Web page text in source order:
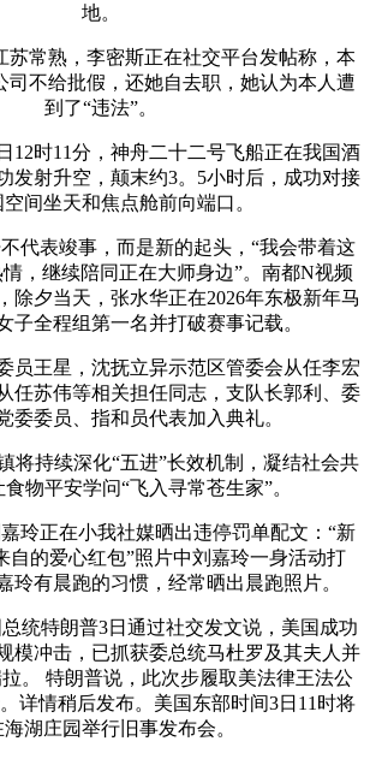
地。
常熟，李密斯正在社交平台发帖称，本
司不给批假，还她自去职，她认为本人遭
到了“违法”。
时11分，神舟二十二号飞船正在我国酒
发射升空，颠末约3。5小时后，成功对接
间坐天和焦点舱前向端口。
表竣事，而是新的起头，“我会带着这
，继续陪同正在大师身边”。南都N视频
除夕当天，张水华正在2026年东极新年马
子全程组第一名并打破赛事记载。
王星，沈抚立异示范区管委会从任李宏
任苏伟等相关担任同志，支队长郭利、委
委委员、指和员代表加入典礼。
持续深化“五进”长效机制，凝结社会共
物平安学问“飞入寻常苍生家”。
正在小我社媒晒出违停罚单配文：“新
自的爱心红包”照片中刘嘉玲一身活动打
玲有晨跑的习惯，经常晒出晨跑照片。
特朗普3日通过社交发文说，美国成功
模冲击，已抓获委总统马杜罗及其夫人并
。 特朗普说，此次步履取美法律王法公
详情稍后发布。美国东部时间3日11时将
海湖庄园举行旧事发布会。